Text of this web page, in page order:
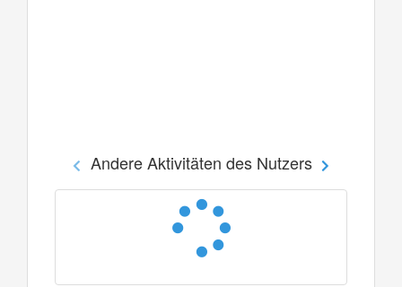
Andere Aktivitäten des Nutzers